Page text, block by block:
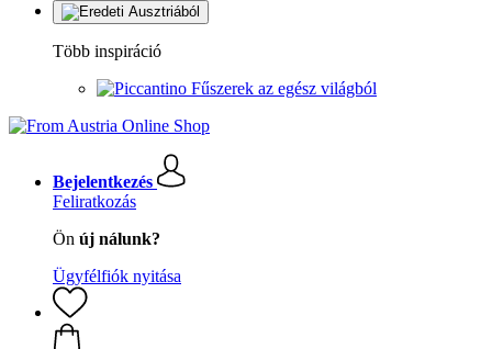
Több inspiráció
Fűszerek az egész világból
Bejelentkezés
Feliratkozás
Ön új nálunk?
Ügyfélfiók nyitása